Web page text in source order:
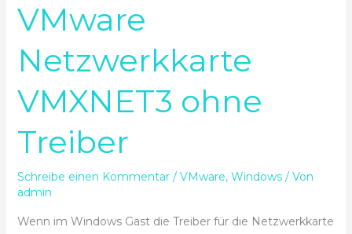
VMware
Netzwerkkarte
VMXNET3 ohne
Treiber
Schreibe einen Kommentar / VMware, Windows/ Von
admin
Wenn im Windows Gast die Treiber für die Netzwerkkarte
VMware
Netzwerkkarte
VMXNET3
ohne
Treiber